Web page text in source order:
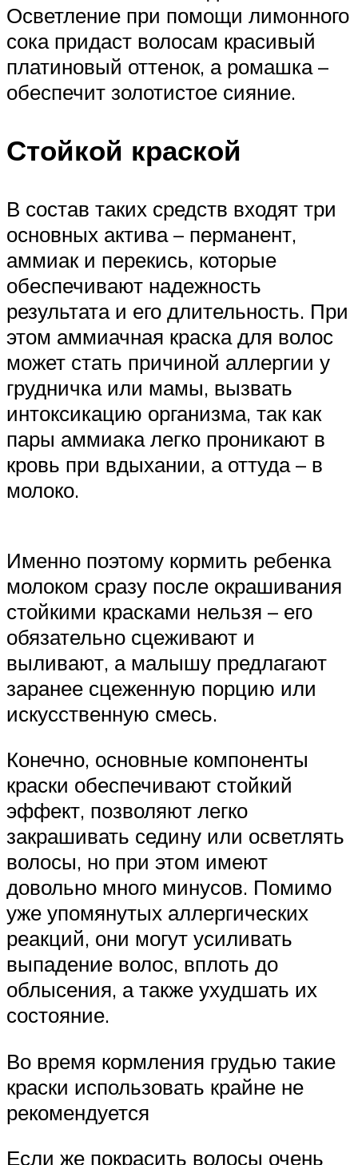
Осветление при помощи лимонного
сока придаст волосам красивый
платиновый оттенок, а ромашка –
обеспечит золотистое сияние.
Стойкой краской
В состав таких средств входят три
основных актива – перманент,
аммиак и перекись, которые
обеспечивают надежность
результата и его длительность. При
этом аммиачная краска для волос
может стать причиной аллергии у
грудничка или мамы, вызвать
интоксикацию организма, так как
пары аммиака легко проникают в
кровь при вдыхании, а оттуда – в
молоко.
Именно поэтому кормить ребенка
молоком сразу после окрашивания
стойкими красками нельзя – его
обязательно сцеживают и
выливают, а малышу предлагают
заранее сцеженную порцию или
искусственную смесь.
Конечно, основные компоненты
краски обеспечивают стойкий
эффект, позволяют легко
закрашивать седину или осветлять
волосы, но при этом имеют
довольно много минусов. Помимо
уже упомянутых аллергических
реакций, они могут усиливать
выпадение волос, вплоть до
облысения, а также ухудшать их
состояние.
Во время кормления грудью такие
краски использовать крайне не
рекомендуется
Если же покрасить волосы очень